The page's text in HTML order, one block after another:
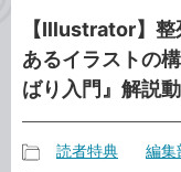
【Illustrator】
あるイラストの
ばり入門』解説
読者特典 編集